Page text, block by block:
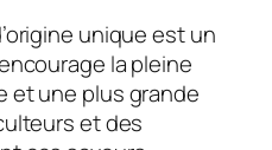
unique est un
la pleine
et une plus grande
et des